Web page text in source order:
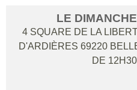
LE DIMANCHE
4 SQUARE DE LA
D'ARDIÈRES 69220
DE